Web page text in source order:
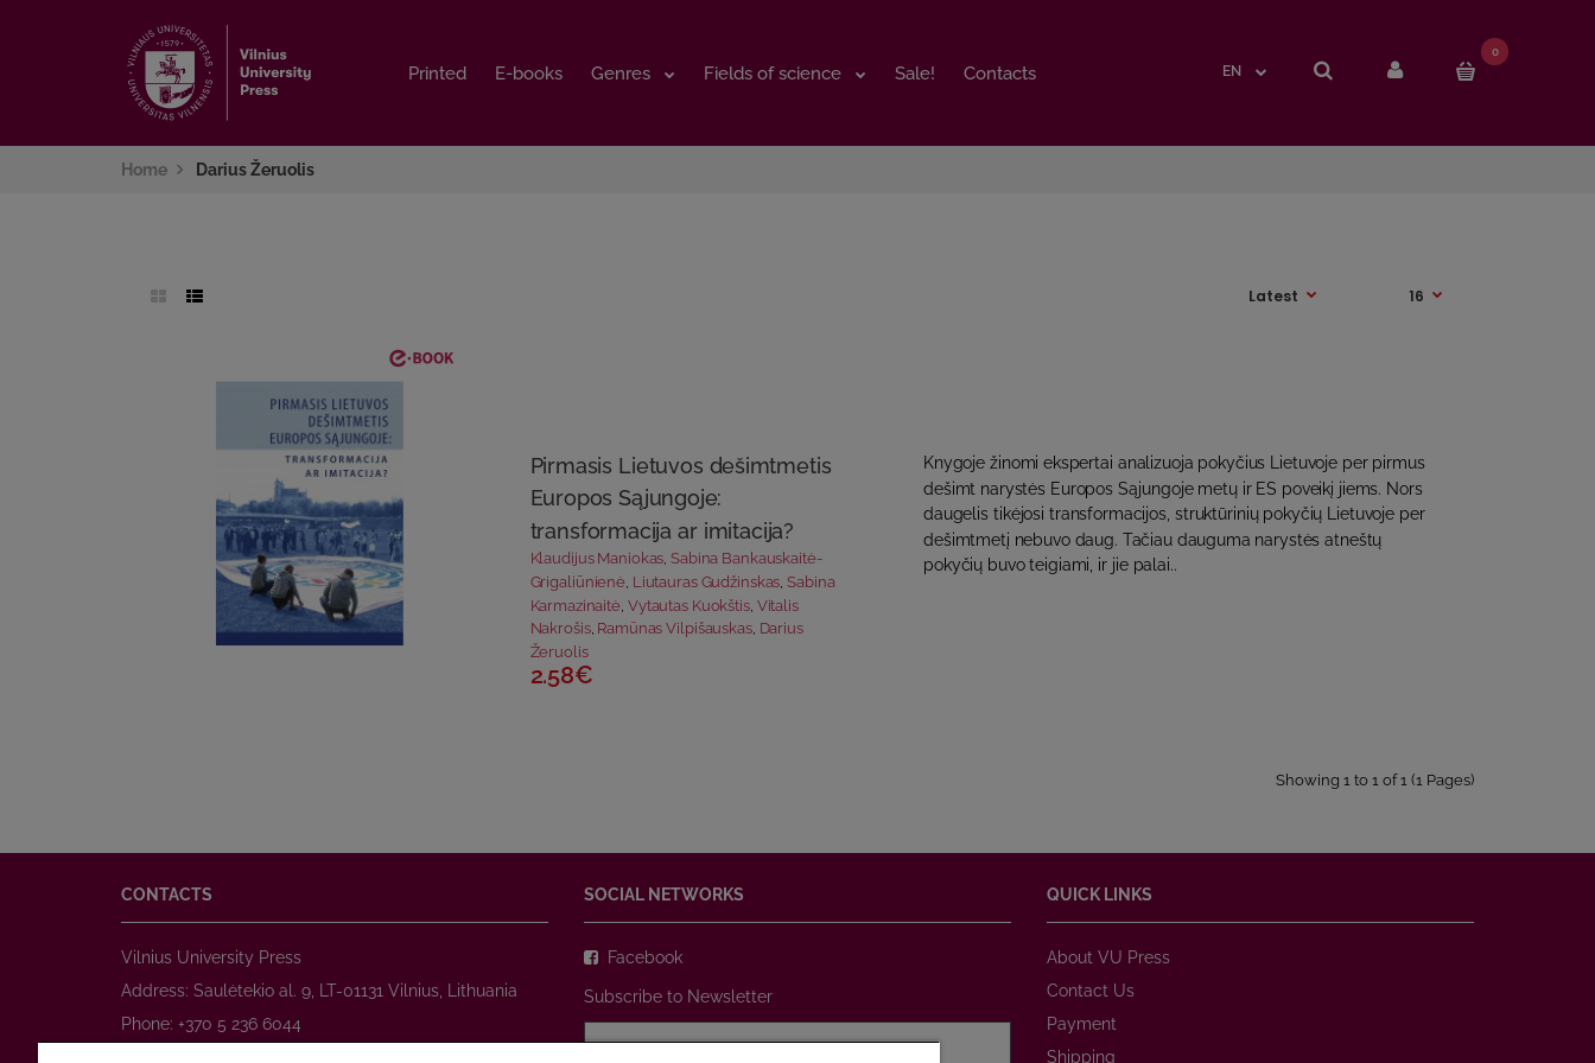
Printed E-books Genres Fields of science Sale! Contacts EN
0
Printed E-books Genres Fields of science Sale! Contacts EN
0
Home Darius Žeruolis
Pirmasis Lietuvos dešimtmetis
Europos Sąjungoje:
transformacija ar imitacija?
Klaudijus Maniokas,Sabina Bankauskaitė-
Grigaliūnienė, Liutauras Gudžinskas,Sabina
Karmazinaitė Vytautas Kuokštis, Vitalis
Nakrošis, Ramūnas Vilpišauskas, Darius
Žeruolis
2.58€
Knygoje žinomi ekspertai analizuoja pokyčius Lietuvoje per pirmus
dešimt narystės Europos Sąjungoje metų ir ES poveikį jiems. Nors
daugelis tikėjosi transformacijos, struktūrinių pokyčių Lietuvoje per
dešimtmetį nebuvo daug. Tačiau dauguma narystės atneštų
pokyčių buvo teigiami, ir jie palai..
Showing 1 to 1 of 1 (1 Pages)
CONTACTS
Vilnius University Press
Address: Saulėtekio al. 9, LT-01131 Vilnius, Lithuania
Phone: +370 5 236 6044
SOCIAL NETWORKS
Facebook
Subscribe to Newsletter
QUICK LINKS
About VU Press
Contact Us
Payment
Shipping